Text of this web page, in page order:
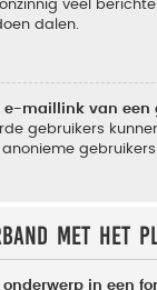
veel
dalen.
e-maillink van
gebruikers
met het
in een